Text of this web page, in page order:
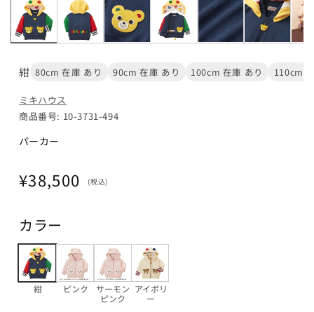
紺 80cm 在庫 あり 90cm 在庫 あり 100cm 在庫 あり 110cm
ミキハウス
商品番号: 10-3731-494
パーカー
通
格
¥38,500 (税込)
カラー
紺 ピンク
サーモン
ピンク
アイボリ
ー
¥38,500
在庫 あり
カートに追加
80cm
¥38,500
100cm
¥38,500